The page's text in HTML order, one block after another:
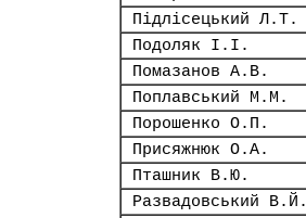
Підлісецький Л.Т.
Подоляк І.І.
Помазанов А.В.
Поплавський М.М.
Порошенко О.П.
Присяжнюк О.А.
Пташник В.Ю.
Развадовський В.Й.